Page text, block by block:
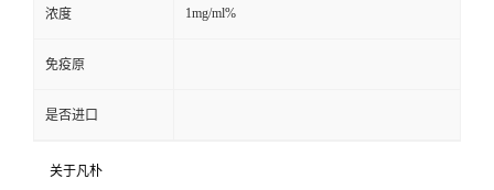
浓度 1mg/ml%
免疫原
是否进口
关于凡朴